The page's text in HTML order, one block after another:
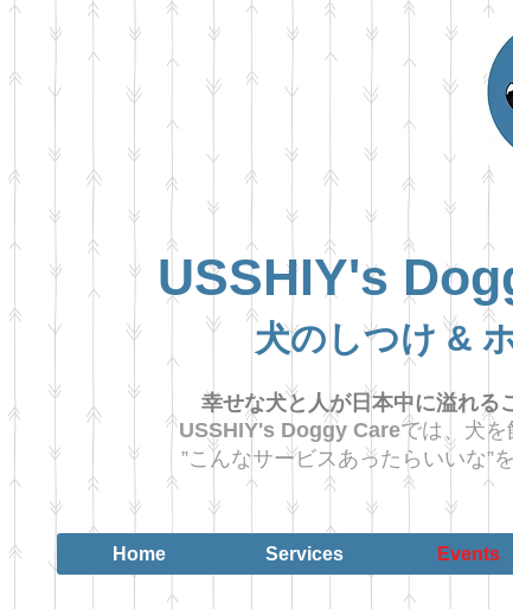
USSHIY's
犬のしつけ &
幸せな犬と人が日本中に溢れる
USSHIY's Doggy Careでは、犬を
”こんなサービスあったらいいな”
Home Services Events